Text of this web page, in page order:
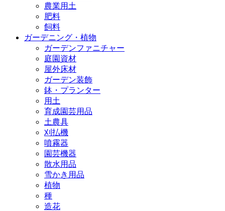
農業用土
肥料
飼料
ガーデニング・植物
ガーデンファニチャー
庭園資材
屋外床材
ガーデン装飾
鉢・プランター
用土
育成園芸用品
土農具
刈払機
噴霧器
園芸機器
散水用品
雪かき用品
植物
種
造花